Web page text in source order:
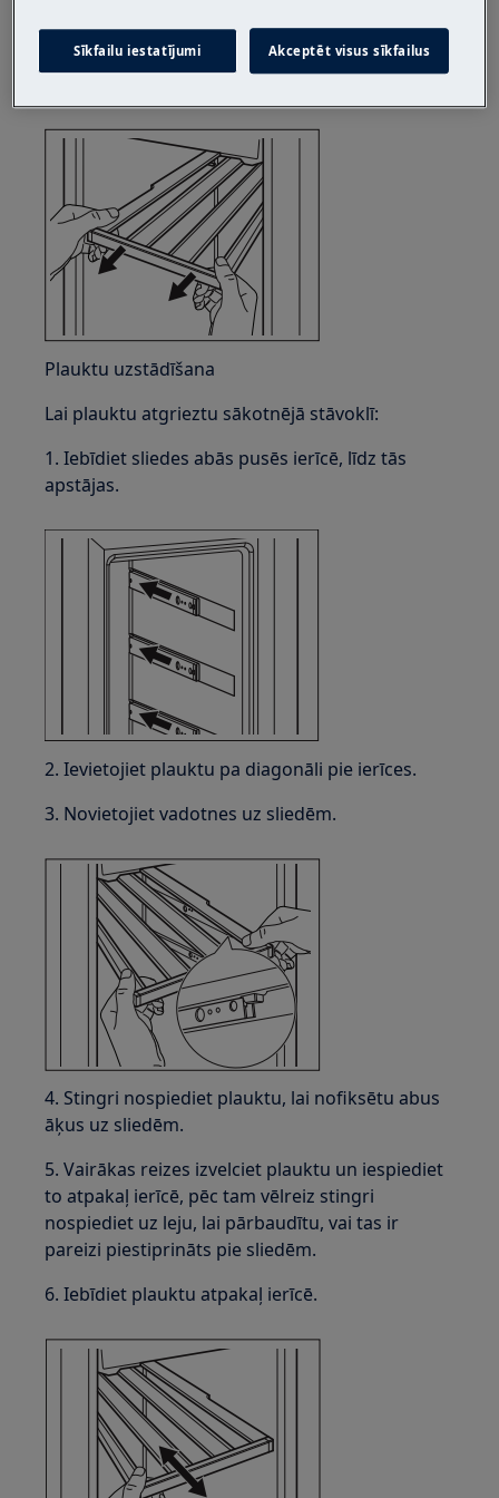
3. Nedaudz paceliet plauktu un izvelciet to no
Plauktu uzstādīšana
Lai plauktu atgrieztu sākotnējā stāvoklī:
1. Iebīdiet sliedes abās pusēs ierīcē, līdz tās
apstājas.
2. Ievietojiet plauktu pa diagonāli pie ierīces.
3. Novietojiet vadotnes uz sliedēm.
4. Stingri nospiediet plauktu, lai nofiksētu abus
āķus uz sliedēm.
5. Vairākas reizes izvelciet plauktu un iespiediet
to atpakaļ ierīcē, pēc tam vēlreiz stingri
nospiediet uz leju, lai pārbaudītu, vai tas ir
pareizi piestiprināts pie sliedēm.
6. Iebīdiet plauktu atpakaļ ierīcē.
Sīkfailu iestatījumi Akceptēt visus sīkfailus